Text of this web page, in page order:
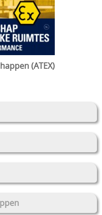
(ATEX)